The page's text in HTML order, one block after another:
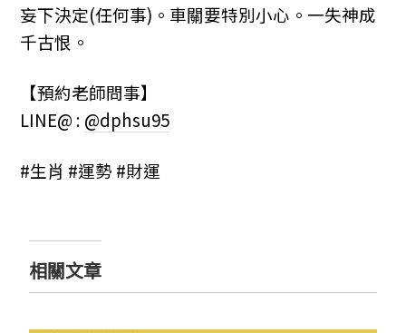
妄下決定(任何事)。車關要特別小心。一失神成
千古恨。
【預約老師問事】
LINE@ : @dphsu95
#生肖 #運勢 #財運
相關文章